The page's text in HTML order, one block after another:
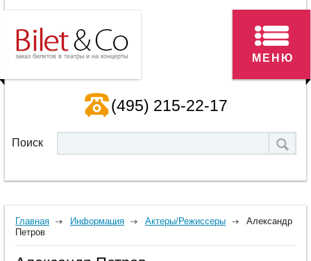
заказ билетов в театры и на концерты
(495) 215-22-17
Поиск
МЕНЮ
Главная Информация Актеры/Режиссеры
Александр
Петров